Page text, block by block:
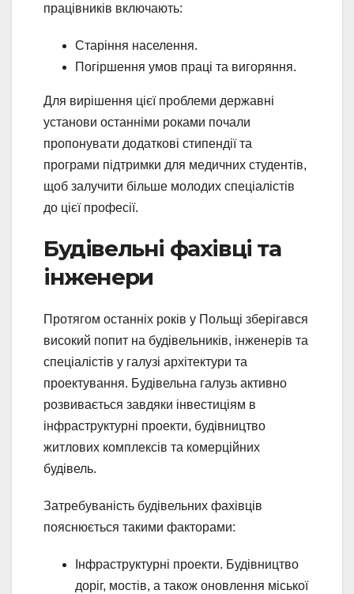
працівників включають:
Старіння населення.
Погіршення умов праці та вигоряння.
Для вирішення цієї проблеми державні
установи останніми роками почали
пропонувати додаткові стипендії та
програми підтримки для медичних студентів,
щоб залучити більше молодих спеціалістів
до цієї професії.
Будівельні фахівці та
інженери
Протягом останніх років у Польщі зберігався
високий попит на будівельників, інженерів та
спеціалістів у галузі архітектури та
проектування. Будівельна галузь активно
розвивається завдяки інвестиціям в
інфраструктурні проекти, будівництво
житлових комплексів та комерційних
будівель.
Затребуваність будівельних фахівців
пояснюється такими факторами:
Інфраструктурні проекти. Будівництво
доріг, мостів, а також оновлення міської